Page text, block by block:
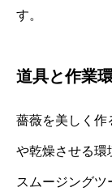
す。
道具と作業
薔薇を美しく作
や乾燥させる環
スムージング